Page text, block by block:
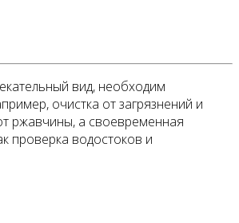
вид, необходим
очистка от загрязнений и
ржавчины, а своевременная
проверка водостоков и